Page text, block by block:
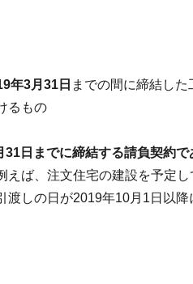
年3月31日 までの間に締結し
るもの
31日までに締結する請負契約
えば、注文住宅の建設を予定
渡しの日が2019年10月1日以